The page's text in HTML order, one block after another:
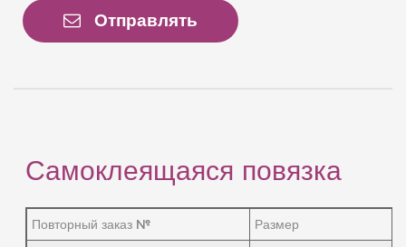
Отправлять
Самоклеящаяся повязка
Повторный заказ №
Размер